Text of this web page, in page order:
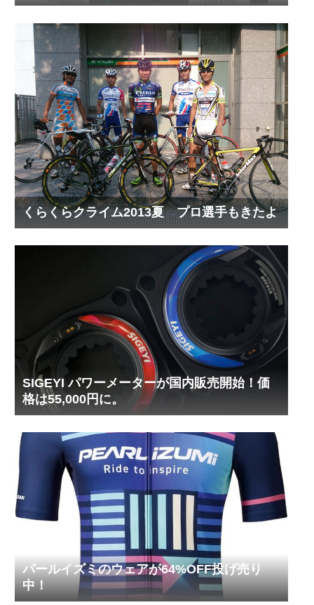
くらくらクライム2013夏 プロ選手もきたよ
SIGEYI パワーメーターが国内販売開始！価
格は55,000円に。
パールイズミのウェアが64%OFF投げ売り
中！